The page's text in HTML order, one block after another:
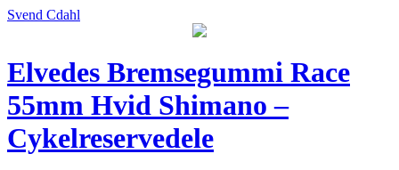
Svend Cdahl
Elvedes Bremsegummi Race
55mm Hvid Shimano –
Cykelreservedele